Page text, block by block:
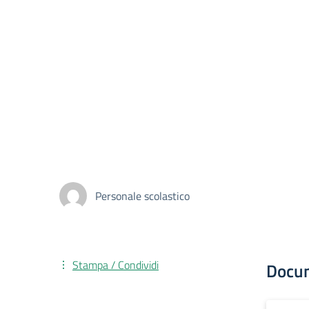
Personale scolastico
Stampa / Condividi